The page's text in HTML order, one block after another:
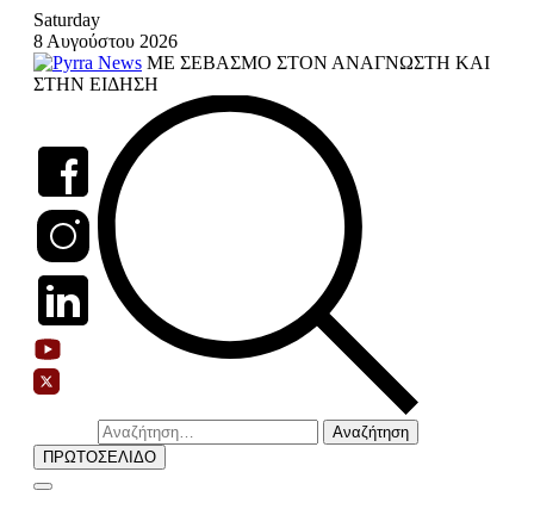
Skip
content
Saturday
8 Αυγούστου 2026
ΜΕ ΣΕΒΑΣΜΟ ΣΤΟΝ ΑΝΑΓΝΩΣΤΗ ΚΑΙ
ΣΤΗΝ ΕΙΔΗΣΗ
Αναζήτηση
για:
ΠΡΩΤΟΣΕΛΙΔΟ